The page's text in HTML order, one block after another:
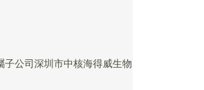
子公司深圳市中核海得威生物